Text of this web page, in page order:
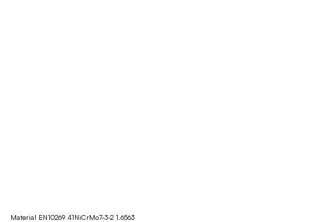
Material EN10269 41NiCrMo7-3-2 1.6563